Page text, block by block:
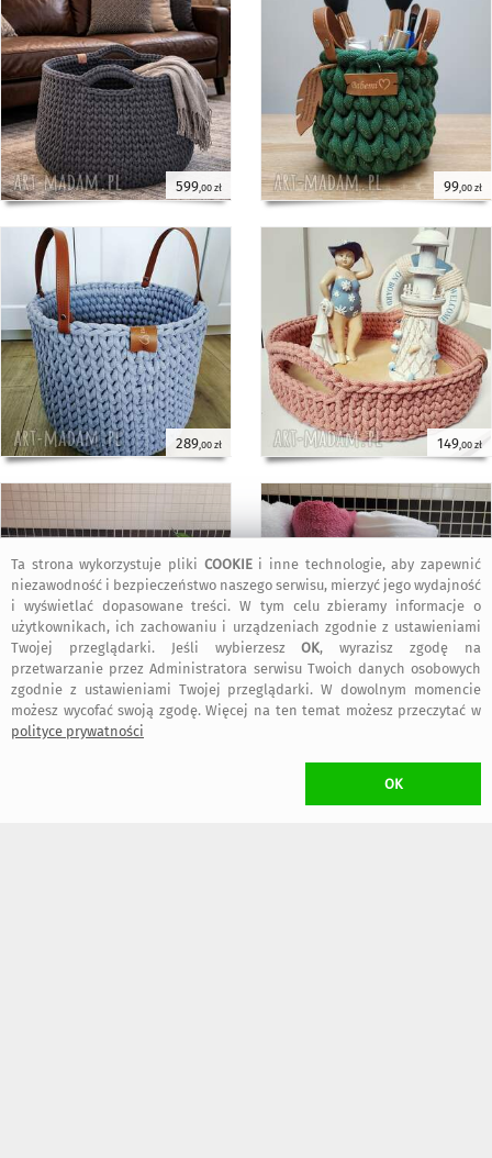
599,00 zł 99,00 zł
289,00 zł 149,00 zł
269 ,00 zł 269
Ta strona wykorzystuje pliki COOKIEi inne technologie, aby zapewnić
niezawodność i bezpieczeństwo naszego serwisu, mierzyć jego wydajność
i wyświetlać dopasowane treści. W tym celu zbieramy informacje o
użytkownikach, ich zachowaniu i urządzeniach zgodnie z ustawieniami
Twojej przeglądarki. Jeśli wybierzeszOK, wyrazisz zgodę na
przetwarzanie przez Administratora serwisu Twoich danych osobowych
zgodnie z ustawieniami Twojej przeglądarki. W dowolnym momencie
możesz wycofać swoją zgodę. Więcej na ten temat możesz przeczytać w
polityce prywatności
OK